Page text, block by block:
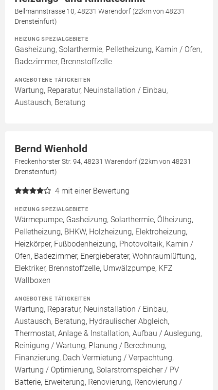
Bellmannstrasse 10, 48231 Warendorf (22km von 48231
Drensteinfurt)
HEIZUNG SPEZIALGEBIETE
Gasheizung, Solarthermie, Pelletheizung, Kamin / Ofen,
Badezimmer, Brennstoffzelle
ANGEBOTENE TÄTIGKEITEN
Wartung, Reparatur, Neuinstallation / Einbau,
Austausch, Beratung
Bernd Wienhold
Freckenhorster Str. 94, 48231 Warendorf (22km von 48231
Drensteinfurt)
4 mit einer Bewertung
HEIZUNG SPEZIALGEBIETE
Wärmepumpe, Gasheizung, Solarthermie, Ölheizung,
Pelletheizung, BHKW, Holzheizung, Elektroheizung,
Heizkörper, Fußbodenheizung, Photovoltaik, Kamin /
Ofen, Badezimmer, Energieberater, Wohnraumlüftung,
Elektriker, Brennstoffzelle, Umwälzpumpe, KFZ
Wallboxen
ANGEBOTENE TÄTIGKEITEN
Wartung, Reparatur, Neuinstallation / Einbau,
Austausch, Beratung, Hydraulischer Abgleich,
Thermostat, Anlage & Installation, Aufbau / Auslegung,
Reinigung / Wartung, Planung / Berechnung,
Finanzierung, Dach Vermietung / Verpachtung,
Wartung / Optimierung, Solarstromspeicher / PV
Batterie, Erweiterung, Renovierung, Renovierung /